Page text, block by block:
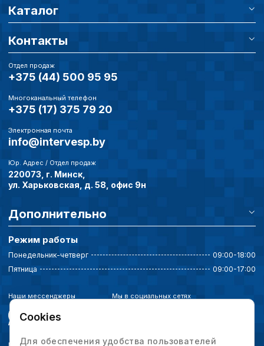
Каталог
Контакты
Отдел продаж
+375 (44) 500 95 95
Многоканальный телефон
+375 (17) 375 79 20
Электронная почта
info@intervesp.by
Юр. Адрес / Отдел продаж
220073, г. Минск,
ул. Харьковская, д. 58, офис 9н
Дополнительно
Режим работы
Понедельник-четверг
09:00-18:00
Пятница
09:00-17:00
Наши мессенджеры Мы в социальных сетях
Cookies
Для обеспечения удобства пользователей